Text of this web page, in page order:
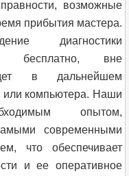
возможные
прибытия мастера.
диагностики
бесплатно, вне
в дальнейшем
или компьютера. Наши
опытом,
современными
что обеспечивает
и ее оперативное